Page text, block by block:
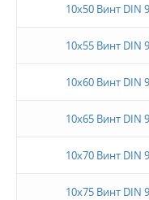
10х50 Винт DIN
10х55 Винт DIN
10х60 Винт DIN
10х65 Винт DIN
10х70 Винт DIN
10х75 Винт DIN